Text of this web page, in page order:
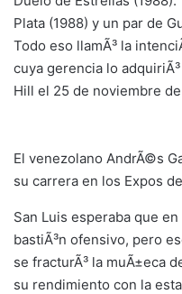
Plata (1988) y un par de
Todo eso llamÃ³ la
cuya gerencia lo
Hill el 25 de noviembre de
El venezolano AndrÃ©s
su carrera en los Expos
San Luis esperaba que en
bastiÃ³n ofensivo, pero
se fracturÃ³ la muÃ±eca
su rendimiento con la